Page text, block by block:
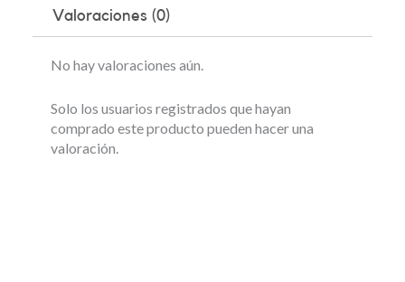
Valoraciones (0)
No hay valoraciones aún.
Solo los usuarios registrados que hayan
comprado este producto pueden hacer una
valoración.